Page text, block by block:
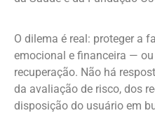
O dilema é real: proteger a
emocional e financeira —
recuperação. Não há
da avaliação de risco, dos
disposição do usuário em